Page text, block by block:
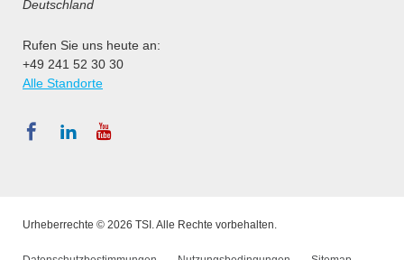
Deutschland
Rufen Sie uns heute an:
+49 241 52 30 30
Alle Standorte
Urheberrechte © 2026 TSI. Alle Rechte vorbehalten.